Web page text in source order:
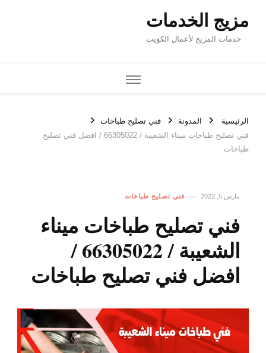
مزيج الخدمات
خدمات المزيج لأعمال الكويت
الرئيسية المدونة
فني تصليح طباخات
فني تصليح طباخات ميناء الشعيبة / 66305022 / افضل فني تصليح
طباخات
مارس 5, 2022 فني تصليح طباخات
فني تصليح طباخات ميناء
الشعيبة / 66305022 /
افضل فني تصليح طباخات